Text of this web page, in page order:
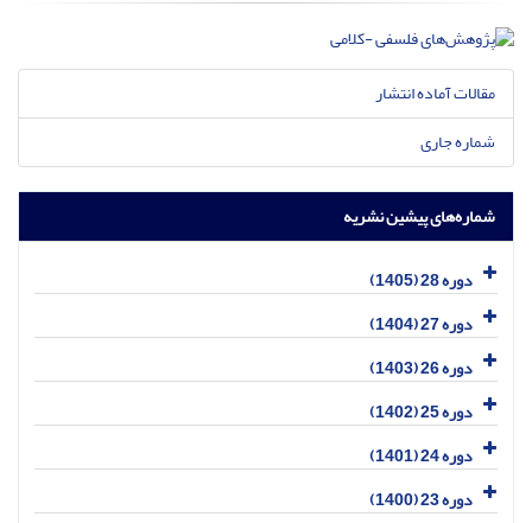
مقالات آماده انتشار
شماره جاری
شماره‌های پیشین نشریه
دوره 28 (1405)
دوره 27 (1404)
دوره 26 (1403)
دوره 25 (1402)
دوره 24 (1401)
دوره 23 (1400)